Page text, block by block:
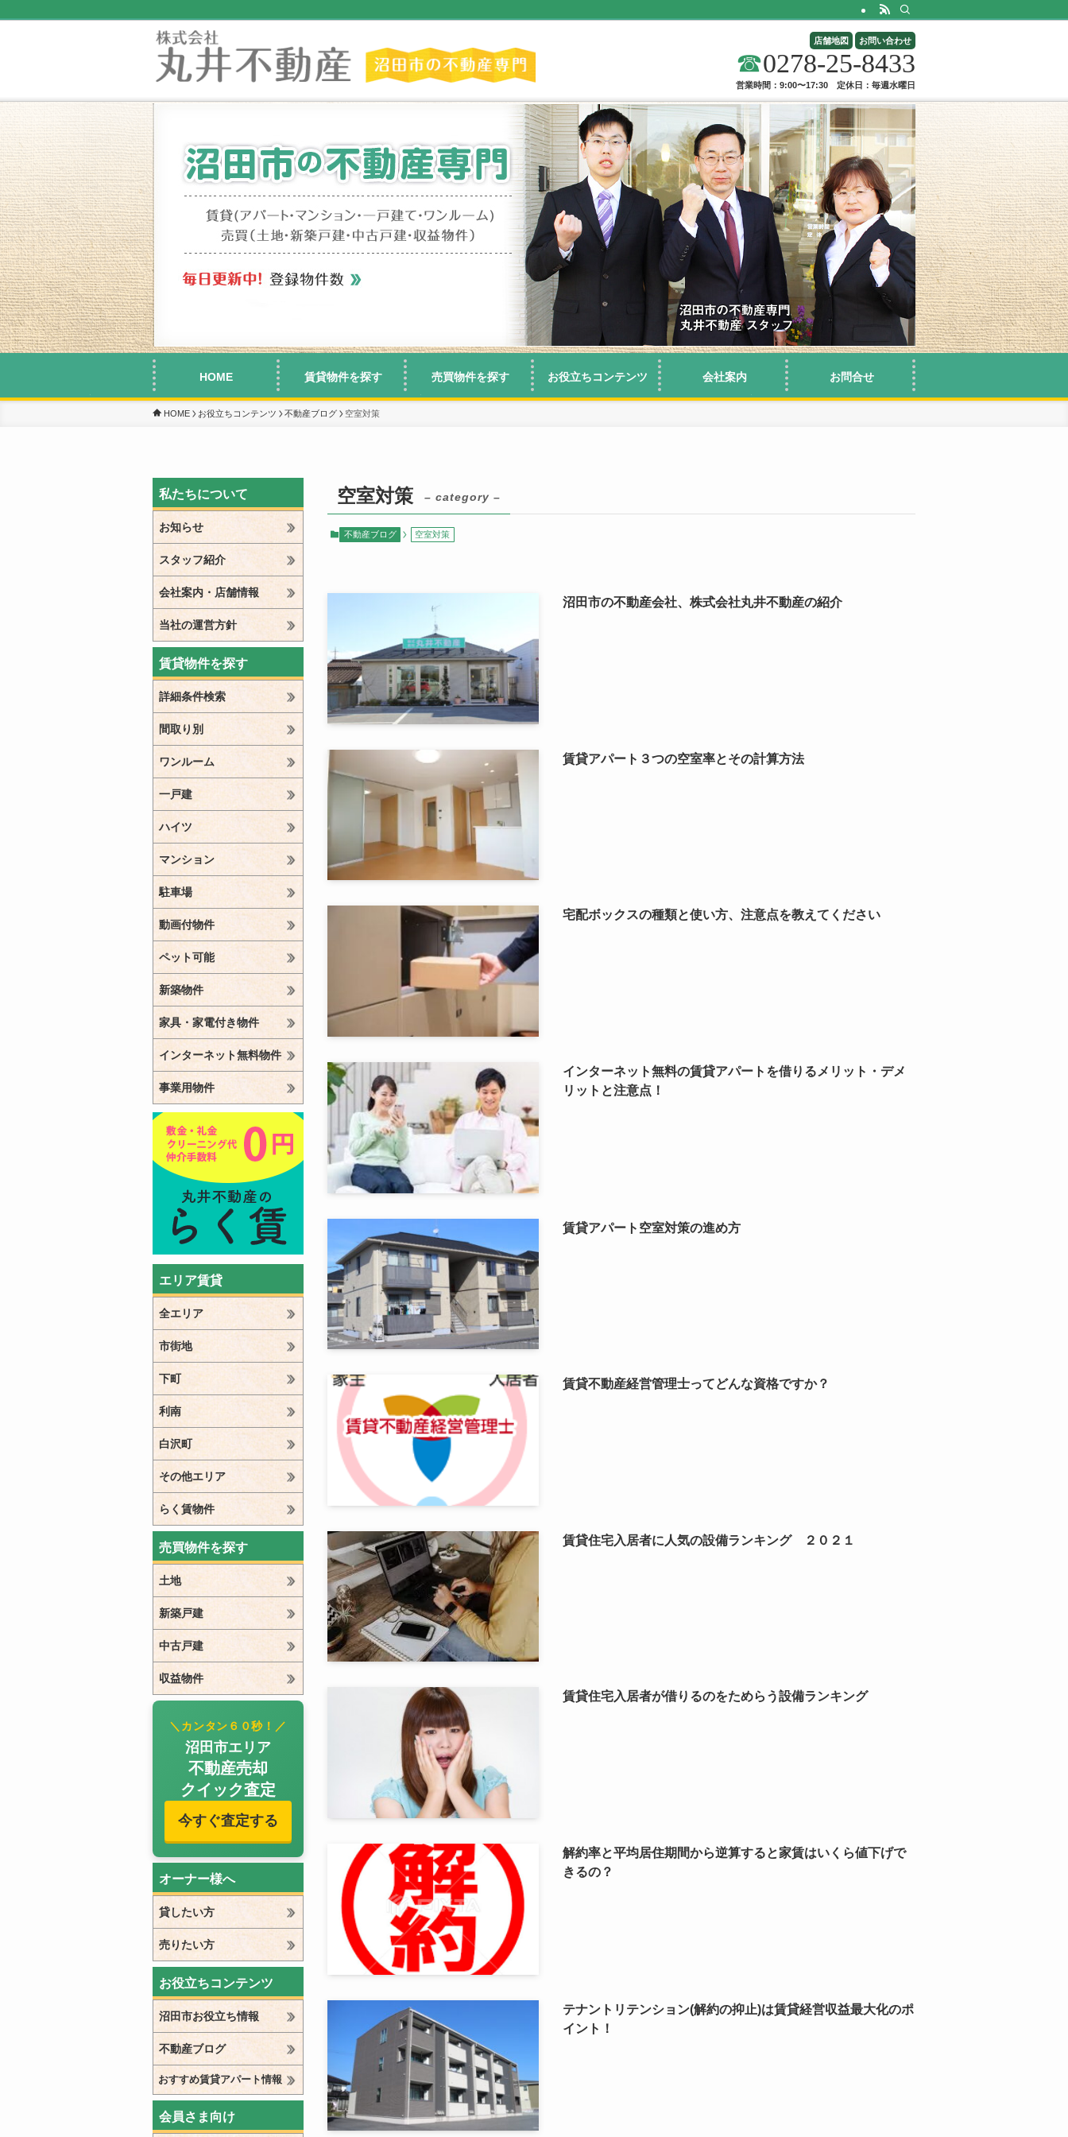
HOME 賃貸物件を探す 売買物件を探す お役立ちコンテンツ 会社案内 お問合せ
店舗地図 お問い合わせ
☎0278-25-8433
営業時間：9:00〜17:30 定休日：毎週水曜日
HOME お役立ちコンテンツ 不動産ブログ 空室対策
空室対策 – category –
不動産ブログ 空室対策
沼田市の不動産会社、株式会社丸井不動産の紹介
賃貸アパート３つの空室率とその計算方法
宅配ボックスの種類と使い方、注意点を教えてください
インターネット無料の賃貸アパートを借りるメリット・デメ
リットと注意点！
賃貸アパート空室対策の進め方
賃貸不動産経営管理士ってどんな資格ですか？
賃貸住宅入居者に人気の設備ランキング ２０２１
賃貸住宅入居者が借りるのをためらう設備ランキング
解約率と平均居住期間から逆算すると家賃はいくら値下げで
きるの？
テナントリテンション(解約の抑止)は賃貸経営収益最大化のポ
イント！
私たちについて
お知らせ
スタッフ紹介
会社案内・店舗情報
当社の運営方針
賃貸物件を探す
詳細条件検索
間取り別
ワンルーム
一戸建
ハイツ
マンション
駐車場
動画付物件
ペット可能
新築物件
家具・家電付き物件
インターネット無料物件
事業用物件
エリア賃貸
全エリア
市街地
下町
利南
白沢町
その他エリア
らく賃物件
売買物件を探す
土地
新築戸建
中古戸建
収益物件
＼カンタン６０秒！／
沼田市エリア
不動産売却
クイック査定
今すぐ査定する
オーナー様へ
貸したい方
売りたい方
お役立ちコンテンツ
沼田市お役立ち情報
不動産ブログ
おすすめ賃貸アパート情報
会員さま向け